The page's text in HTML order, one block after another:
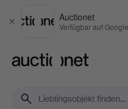
Schließen
Auctionet
Verfügbar auf